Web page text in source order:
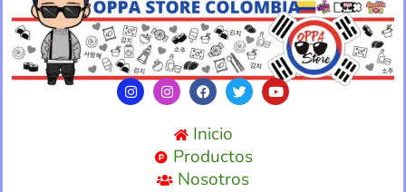
Inicio
Productos
Nosotros